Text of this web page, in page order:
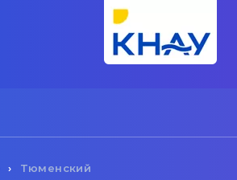
Тюменский